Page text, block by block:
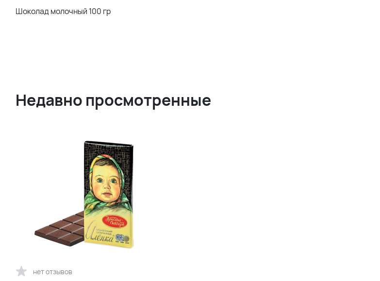
Шоколад молочный 100 гр
Недавно просмотренные
нет отзывов